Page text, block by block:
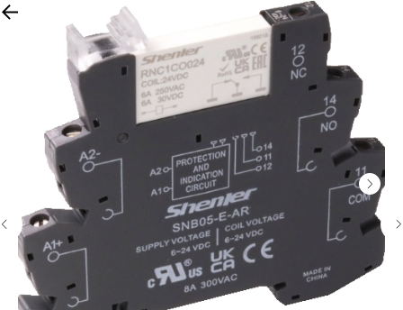
ПЕРЕЙТИ НА САЙТ